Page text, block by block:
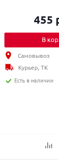
455
В
Самовывоз
Курьер, ТК
Есть в наличии